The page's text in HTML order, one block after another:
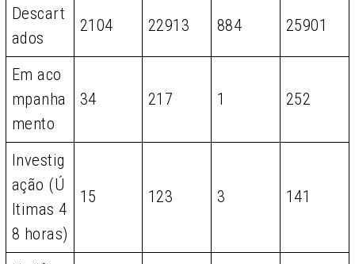
Descart
ados
2104 22913 884 25901
Em aco
mpanha
mento
34 217 1 252
Investig
ação (Ú
ltimas 4
8 horas)
15 123 3 141